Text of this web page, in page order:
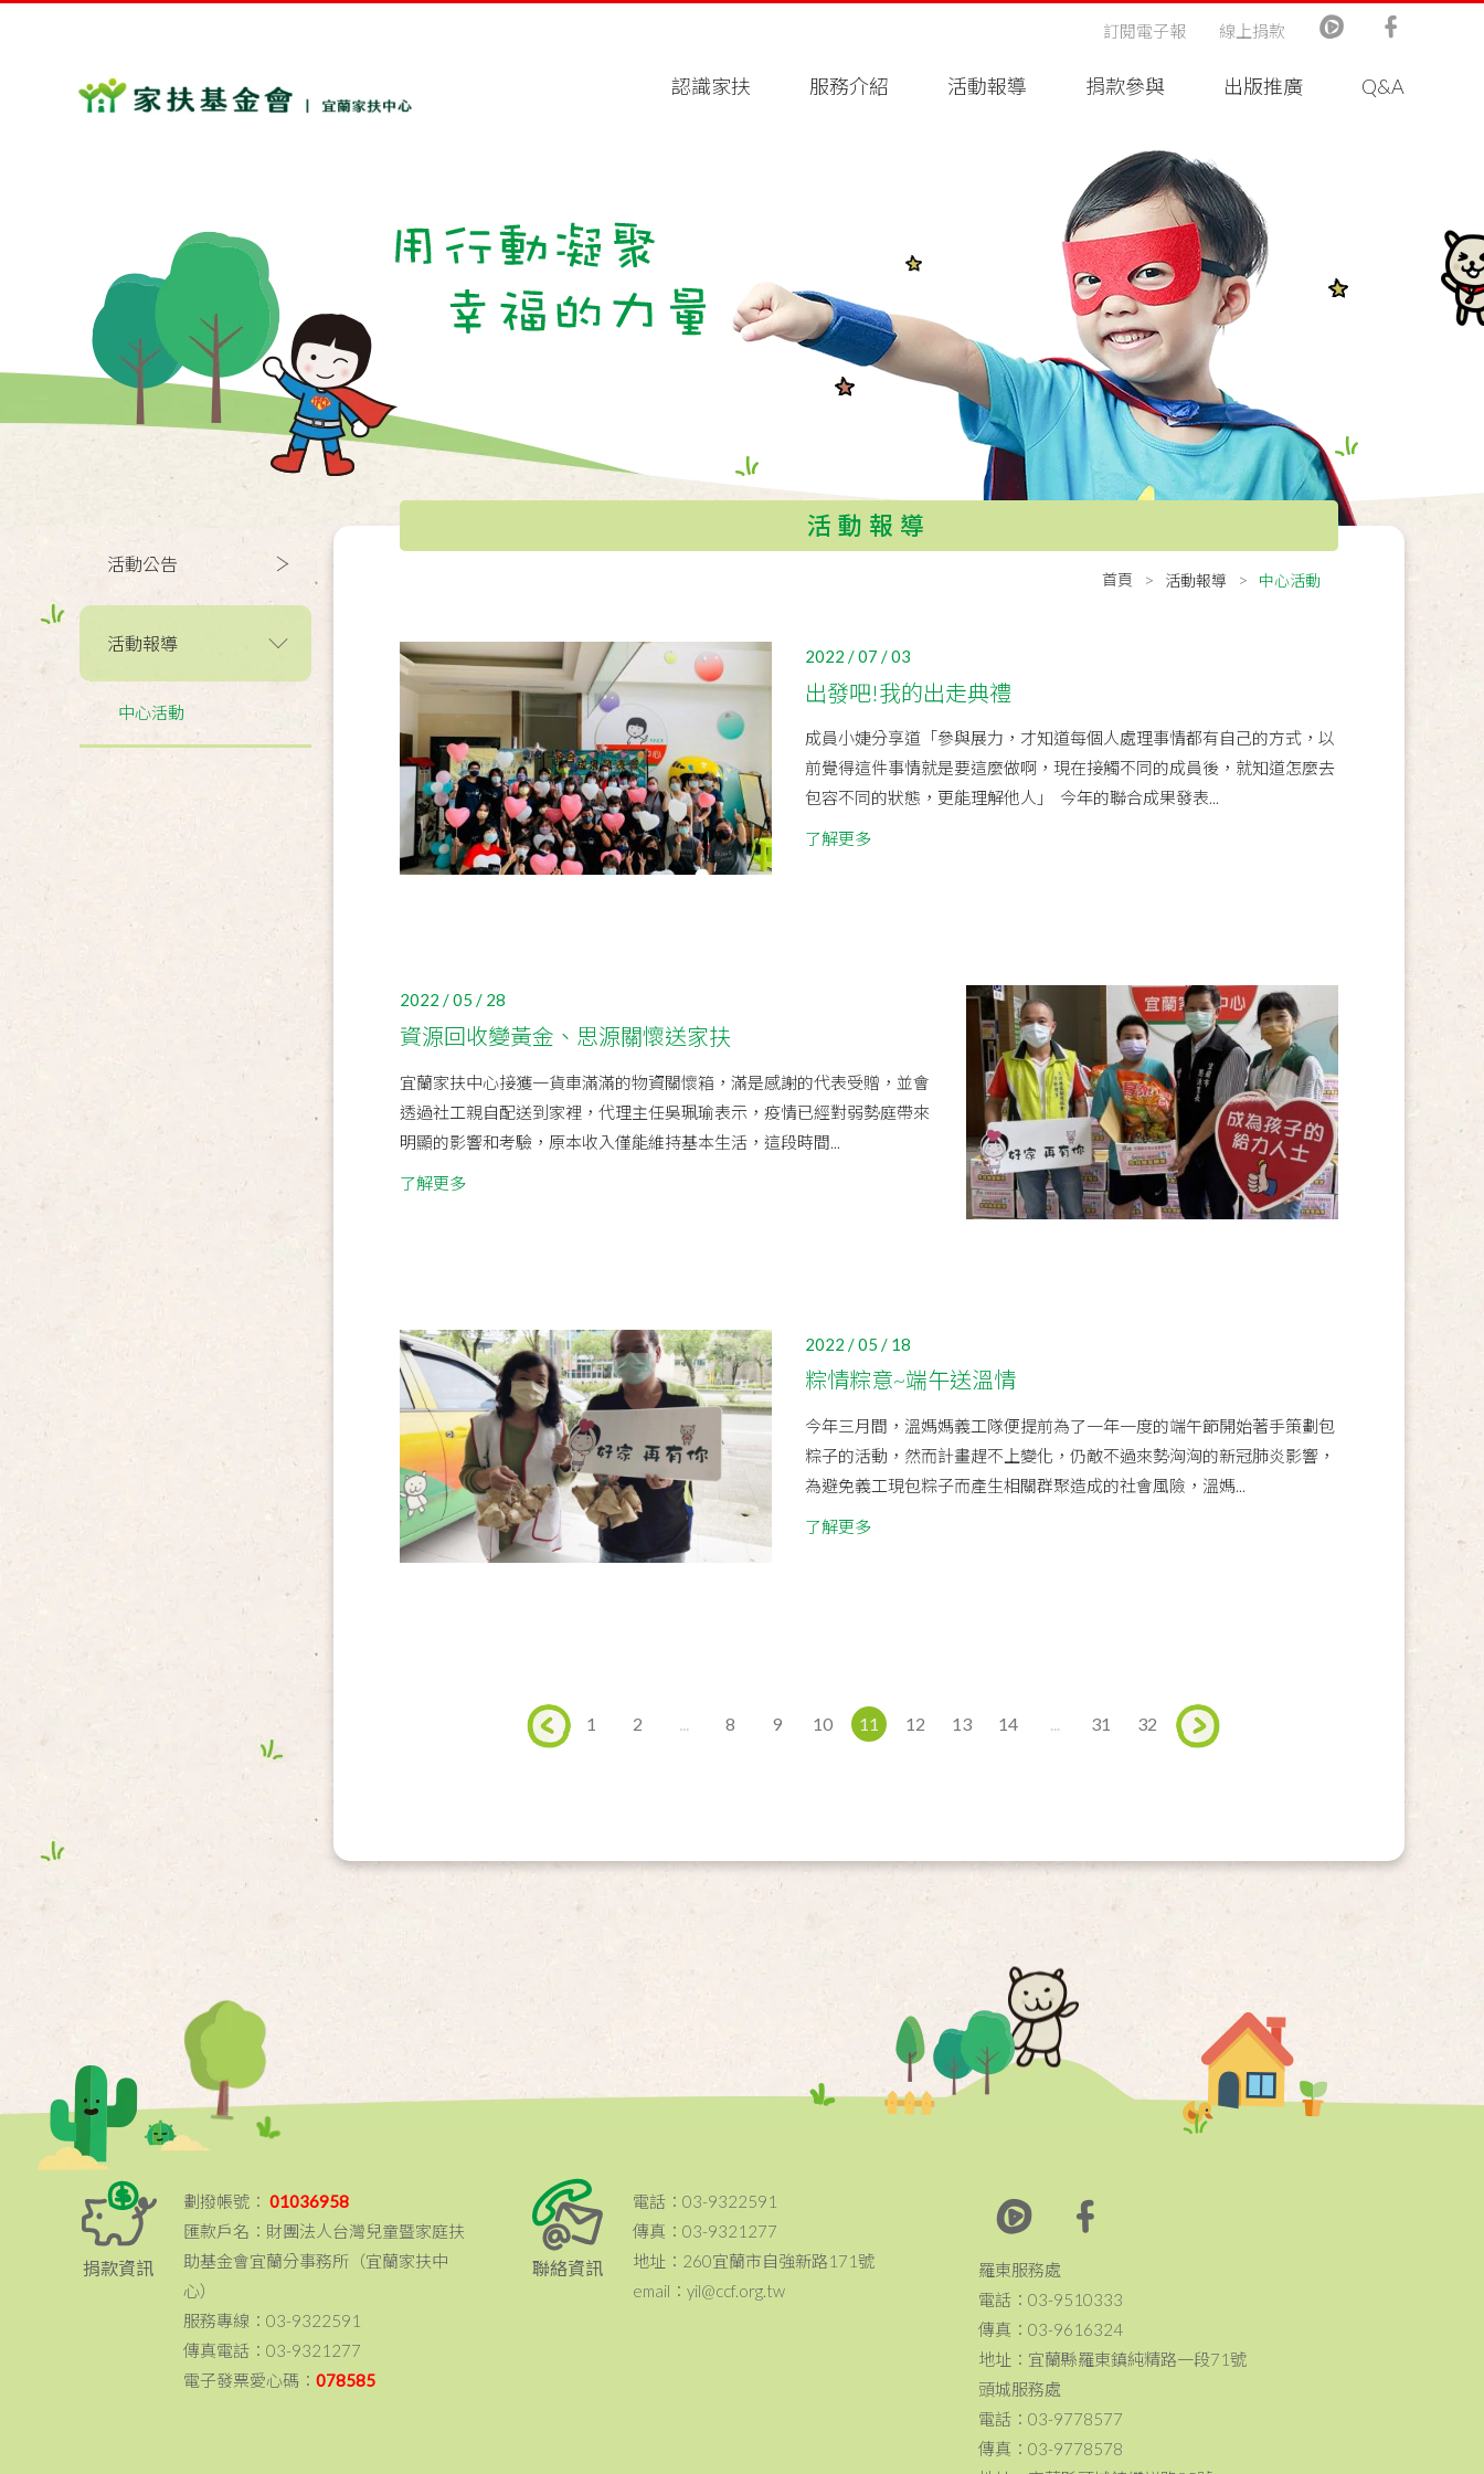
認識家扶 服務介紹 活動報導 捐款參與 出版推廣 Q&A
訂閱電子報 線上捐款
活動公告
活動報導
中心活動
活動報導
首頁 活動報導 中心活動
2022 / 07 / 03
出發吧!我的出走典禮
成員小婕分享道「參與展力，才知道每個人處理事情都有自己的方式，以
前覺得這件事情就是要這麼做啊，現在接觸不同的成員後，就知道怎麼去
包容不同的狀態，更能理解他人」 今年的聯合成果發表...
了解更多
2022 / 05 / 28
資源回收變黃金、思源關懷送家扶
宜蘭家扶中心接獲一貨車滿滿的物資關懷箱，滿是感謝的代表受贈，並會
透過社工親自配送到家裡，代理主任吳珮瑜表示，疫情已經對弱勢庭帶來
明顯的影響和考驗，原本收入僅能維持基本生活，這段時間...
了解更多
2022 / 05 / 18
粽情粽意~端午送溫情
今年三月間，溫媽媽義工隊便提前為了一年一度的端午節開始著手策劃包
粽子的活動，然而計畫趕不上變化，仍敵不過來勢洶洶的新冠肺炎影響，
為避免義工現包粽子而產生相關群聚造成的社會風險，溫媽...
了解更多
1 2 ... 8 9 10 11 12 13 14 ... 31 32
捐款資訊
劃撥帳號： 01036958
匯款戶名：財團法人台灣兒童暨家庭扶
助基金會宜蘭分事務所（宜蘭家扶中
心）
服務專線：03-9322591
傳真電話：03-9321277
電子發票愛心碼： 078585
聯絡資訊
電話：03-9322591
傳真：03-9321277
地址：260宜蘭市自強新路171號
email：yil@ccf.org.tw
羅東服務處
電話：03-9510333
傳真：03-9616324
地址：宜蘭縣羅東鎮純精路一段71號
頭城服務處
電話：03-9778577
傳真：03-9778578